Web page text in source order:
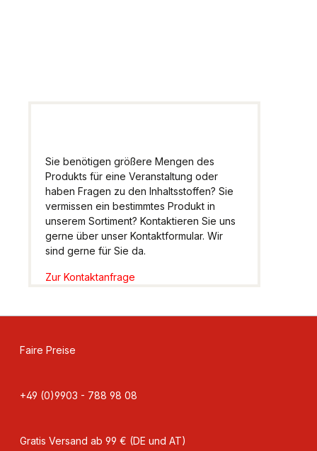
Sie benötigen größere Mengen des
Produkts für eine Veranstaltung oder
haben Fragen zu den Inhaltsstoffen? Sie
vermissen ein bestimmtes Produkt in
unserem Sortiment? Kontaktieren Sie uns
gerne über unser Kontaktformular. Wir
sind gerne für Sie da.
Zur Kontaktanfrage
Faire Preise
+49 (0)9903 - 788 98 08
Gratis Versand ab 99 € (DE und AT)